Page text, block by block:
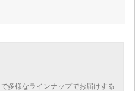
多様なラインナップでお届けする